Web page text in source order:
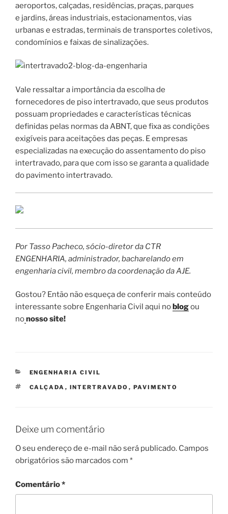
aeroportos, calçadas, residências, praças, parques
e jardins, áreas industriais, estacionamentos, vias
urbanas e estradas, terminais de transportes coletivos,
condomínios e faixas de sinalizações.
Vale ressaltar a importância da escolha de
fornecedores de piso intertravado, que seus produtos
possuam propriedades e características técnicas
definidas pelas normas da ABNT, que fixa as condições
exigíveis para aceitações das peças. E empresas
especializadas na execução do assentamento do piso
intertravado, para que com isso se garanta a qualidade
do pavimento intertravado.
Por Tasso Pacheco, sócio-diretor da CTR
ENGENHARIA, administrador, bacharelando em
engenharia civil, membro da coordenação da AJE.
Gostou? Então não esqueça de conferir mais conteúdo
interessante sobre Engenharia Civil aqui no blogou
nonosso site!
CATEGORIAS
ENGENHARIA CIVIL
TAGS
CALÇADA , INTERTRAVADO , PAVIMENTO
Deixe um comentário
O seu endereço de e-mail não será publicado. Campos
obrigatórios são marcados com *
Comentário*